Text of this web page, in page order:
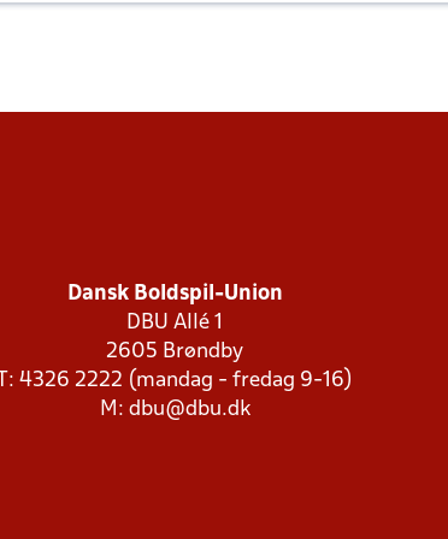
Dansk Boldspil-Union
DBU Allé 1
2605 Brøndby
T: 4326 2222 (mandag - fredag 9-16)
M: dbu@dbu.dk